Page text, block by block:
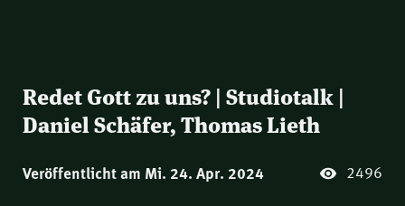
Redet Gott zu uns? | Studiotalk |
Daniel Schäfer, Thomas Lieth
Veröffentlicht am Mi. 24. Apr. 2024 2496